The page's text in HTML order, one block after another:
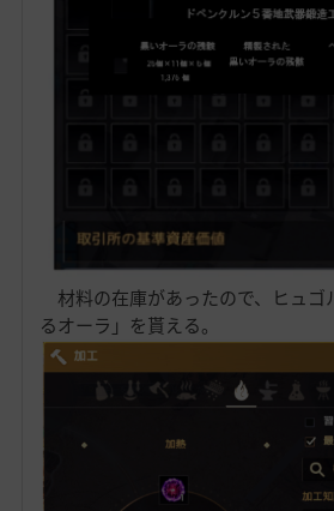
材料の在庫があったので、ヒュゴ
るオーラ」を貰える。